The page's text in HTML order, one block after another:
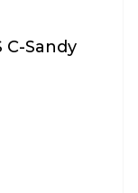
Sandy